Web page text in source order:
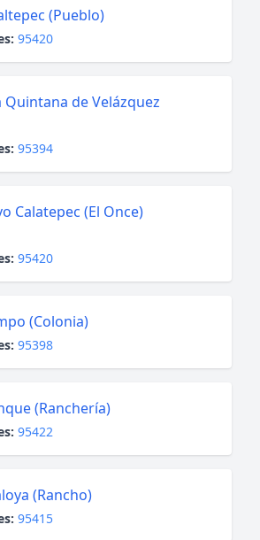
(Pueblo)
95420
Quintana de Velázquez
95394
Calatepec (El Once)
95420
(Colonia)
95398
(Ranchería)
95422
(Rancho)
95415